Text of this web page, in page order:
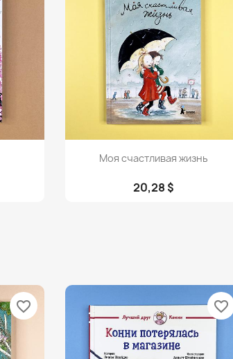
Просмотр
Моя счастливая жизнь
20,28 $
favorite_border favorite_border